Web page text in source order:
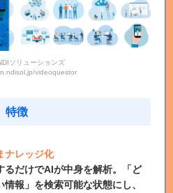
ソリューションズ
videoquestor
特徴
ナレッジ化
るだけでAIが中身を解析。「ど
報」を検索可能な状態にし、